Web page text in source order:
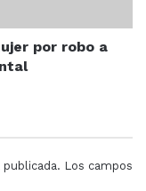
por robo a
Los campos